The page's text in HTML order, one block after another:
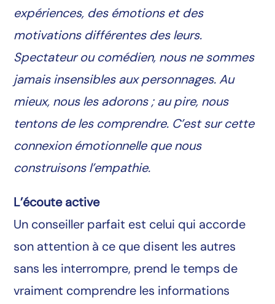
expériences, des émotions et des
motivations différentes des leurs.
Spectateur ou comédien, nous ne sommes
jamais insensibles aux personnages. Au
mieux, nous les adorons ; au pire, nous
tentons de les comprendre. C’est sur cette
connexion émotionnelle que nous
construisons l’empathie.
L’écoute active
Un conseiller parfait est celui qui accorde
son attention à ce que disent les autres
sans les interrompre, prend le temps de
vraiment comprendre les informations